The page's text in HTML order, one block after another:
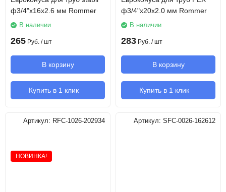
ф3/4"х16х2.6 мм Rommer
В наличии
265 Руб. / шт
В корзину
Купить в 1 клик
ф3/4"х20х2.0 мм Rommer
В наличии
283 Руб. / шт
В корзину
Купить в 1 клик
Артикул: RFC-1026-202934
НОВИНКА!
Артикул: SFC-0026-162612